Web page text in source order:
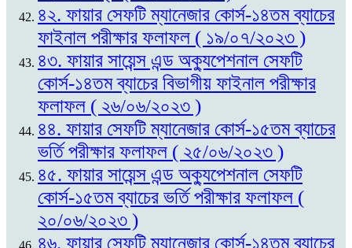
৪২. ফায়ার সেফটি ম্যানেজার কোর্স-১৪তম ব্যাচের
ফাইনাল পরীক্ষার ফলাফল ( ১৯/০৭/২০২৩ )
৪৩. ফায়ার সায়েন্স এন্ড অক্যুপেশনাল সেফটি
কোর্স-১৪তম ব্যাচের বিভাগীয় ফাইনাল পরীক্ষার
ফলাফল ( ২৬/০৬/২০২৩ )
৪৪. ফায়ার সেফটি ম্যানেজার কোর্স-১৫তম ব্যাচের
ভর্তি পরীক্ষার ফলাফল ( ২৫/০৬/২০২৩ )
৪৫. ফায়ার সায়েন্স এন্ড অক্যুপেশনাল সেফটি
কোর্স-১৫তম ব্যাচের ভর্তি পরীক্ষার ফলাফল (
২০/০৬/২০২৩ )
৪৬. ফায়ার সেফটি ম্যানেজার কোর্স-১৪তম ব্যাচের